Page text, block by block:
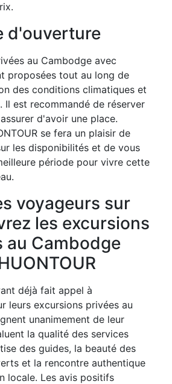
d'ouverture
au Cambodge avec
proposées tout au long de
des conditions climatiques et
Il est recommandé de réserver
d'avoir une place.
se fera un plaisir de
les disponibilités et de vous
période pour vivre cette
voyageurs sur
les excursions
au Cambodge
déjà fait appel à
leurs excursions privées au
unanimement de leur
la qualité des services
des guides, la beauté des
et la rencontre authentique
locale. Les avis positifs